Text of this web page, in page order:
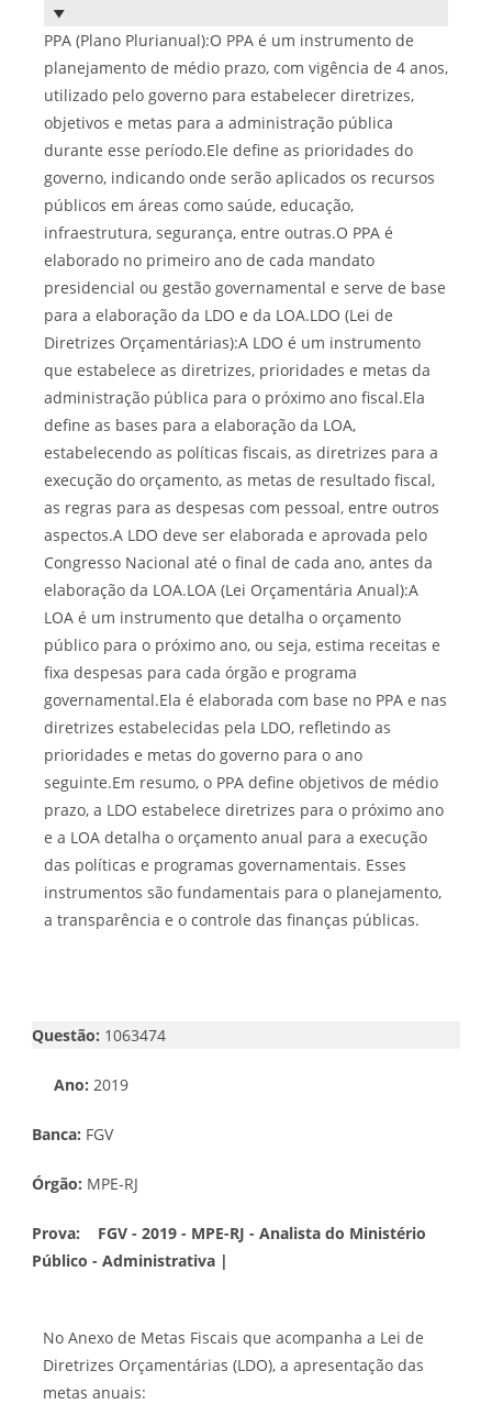
PPA (Plano Plurianual):O PPA é um instrumento de
planejamento de médio prazo, com vigência de 4 anos,
utilizado pelo governo para estabelecer diretrizes,
objetivos e metas para a administração pública
durante esse período.Ele define as prioridades do
governo, indicando onde serão aplicados os recursos
públicos em áreas como saúde, educação,
infraestrutura, segurança, entre outras.O PPA é
elaborado no primeiro ano de cada mandato
presidencial ou gestão governamental e serve de base
para a elaboração da LDO e da LOA.LDO (Lei de
Diretrizes Orçamentárias):A LDO é um instrumento
que estabelece as diretrizes, prioridades e metas da
administração pública para o próximo ano fiscal.Ela
define as bases para a elaboração da LOA,
estabelecendo as políticas fiscais, as diretrizes para a
execução do orçamento, as metas de resultado fiscal,
as regras para as despesas com pessoal, entre outros
aspectos.A LDO deve ser elaborada e aprovada pelo
Congresso Nacional até o final de cada ano, antes da
elaboração da LOA.LOA (Lei Orçamentária Anual):A
LOA é um instrumento que detalha o orçamento
público para o próximo ano, ou seja, estima receitas e
fixa despesas para cada órgão e programa
governamental.Ela é elaborada com base no PPA e nas
diretrizes estabelecidas pela LDO, refletindo as
prioridades e metas do governo para o ano
seguinte.Em resumo, o PPA define objetivos de médio
prazo, a LDO estabelece diretrizes para o próximo ano
e a LOA detalha o orçamento anual para a execução
das políticas e programas governamentais. Esses
instrumentos são fundamentais para o planejamento,
a transparência e o controle das finanças públicas.
Questão: 1063474
Ano: 2019
Banca: FGV
Órgão: MPE-RJ
Prova:
FGV - 2019 - MPE-RJ - Analista do Ministério
Público - Administrativa |
No Anexo de Metas Fiscais que acompanha a Lei de
Diretrizes Orçamentárias (LDO), a apresentação das
metas anuais: